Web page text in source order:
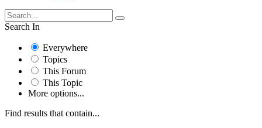
Search In
Everywhere
Topics
This Forum
This Topic
More options...
Find results that contain...